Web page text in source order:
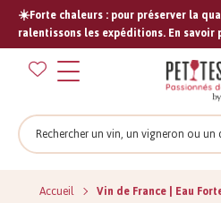
☀️Forte chaleurs : pour préserver la
ralentissons les expéditions. En savoir
Rechercher
Accueil Vin de France | Eau